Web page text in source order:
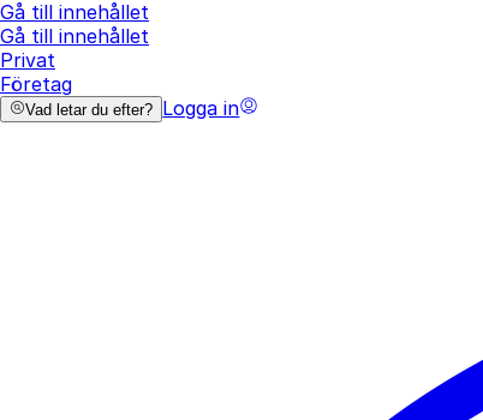
Gå till innehållet
Gå till innehållet
Privat
Företag
Vad letar du efter? Logga in